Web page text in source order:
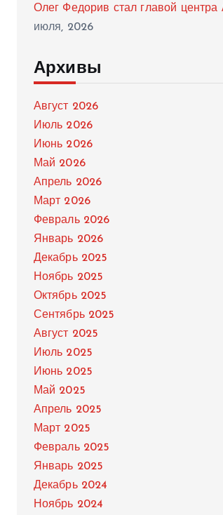
Олег Федорив стал главой
июля, 2026
Архивы
Август 2026
Июль 2026
Июнь 2026
Май 2026
Апрель 2026
Март 2026
Февраль 2026
Январь 2026
Декабрь 2025
Ноябрь 2025
Октябрь 2025
Сентябрь 2025
Август 2025
Июль 2025
Июнь 2025
Май 2025
Апрель 2025
Март 2025
Февраль 2025
Январь 2025
Декабрь 2024
Ноябрь 2024